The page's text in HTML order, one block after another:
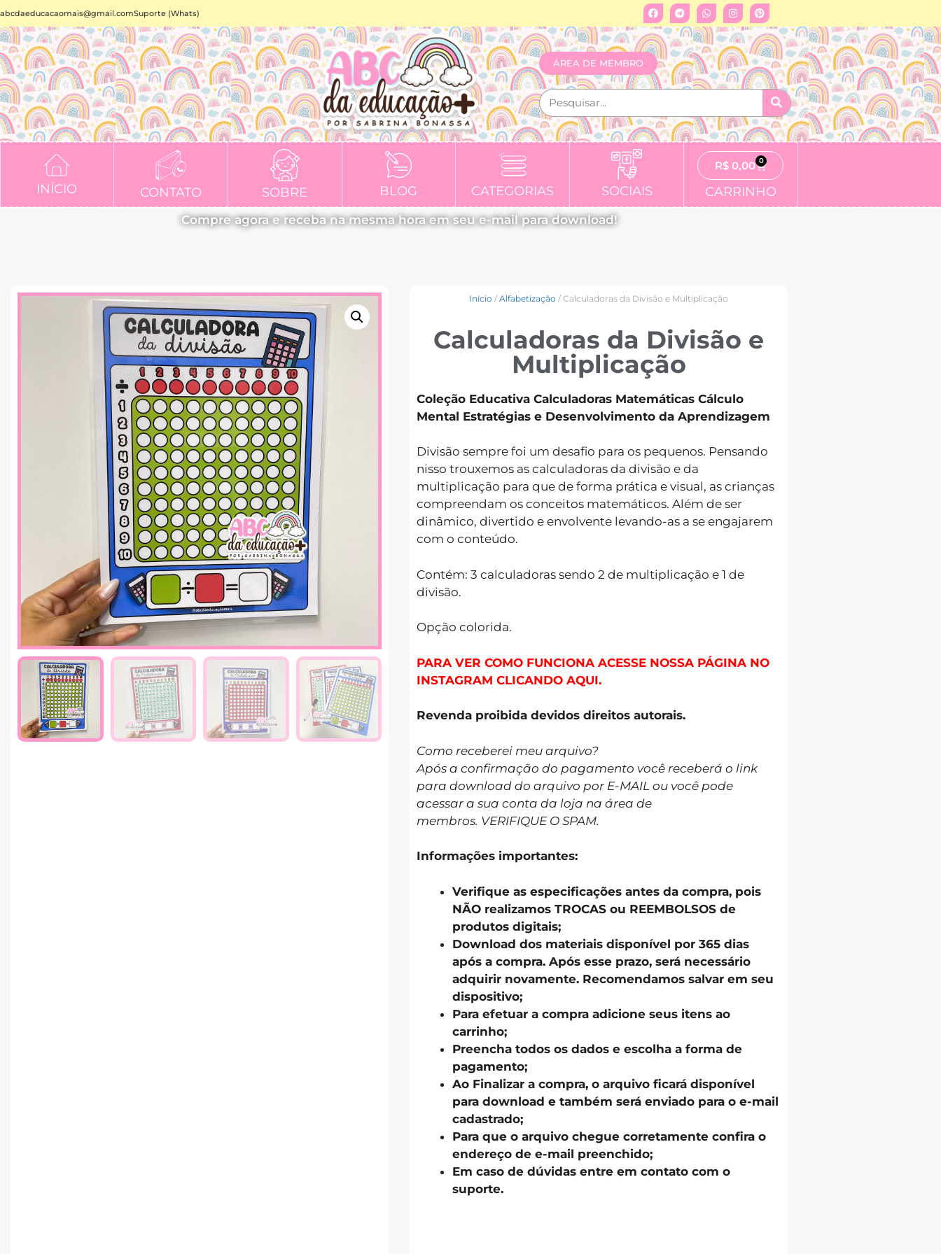
abcdaeducacaomais@gmail.comSuporte (Whats)
ÁREA DE MEMBRO
INÍCIO CONTATO SOBRE BLOG CATEGORIAS SOCIAIS
R$ 0,00 0
CARRINHO
Compre agora e receba na mesma hora em seu e-mail para download!
Início / Alfabetização / Calculadoras da Divisão e Multiplicação
Calculadoras da Divisão e
Multiplicação
Coleção Educativa Calculadoras Matemáticas Cálculo
Mental Estratégias e Desenvolvimento da Aprendizagem
Divisão sempre foi um desafio para os pequenos. Pensando
nisso trouxemos as calculadoras da divisão e da
multiplicação para que de forma prática e visual, as crianças
compreendam os conceitos matemáticos. Além de ser
dinâmico, divertido e envolvente levando-as a se engajarem
com o conteúdo.
Contém: 3 calculadoras sendo 2 de multiplicação e 1 de
divisão.
Opção colorida.
PARA VER COMO FUNCIONA ACESSE NOSSA PÁGINA NO
INSTAGRAM CLICANDO AQUI.
Revenda proibida devidos direitos autorais.
Como receberei meu arquivo?
Após a confirmação do pagamento você receberá o link
para download do arquivo por E-MAIL ou você pode
acessar a sua conta da loja na área de
membros. VERIFIQUE O SPAM.
Informações importantes:
Verifique as especificações antes da compra, pois
NÃO realizamos TROCAS ou REEMBOLSOS de
produtos digitais;
Download dos materiais disponível por 365 dias
após a compra. Após esse prazo, será necessário
adquirir novamente. Recomendamos salvar em seu
dispositivo;
Para efetuar a compra adicione seus itens ao
carrinho;
Preencha todos os dados e escolha a forma de
pagamento;
Ao Finalizar a compra, o arquivo ficará disponível
para download e também será enviado para o e-mail
cadastrado;
Para que o arquivo chegue corretamente confira o
endereço de e-mail preenchido;
Em caso de dúvidas entre em contato com o
suporte.